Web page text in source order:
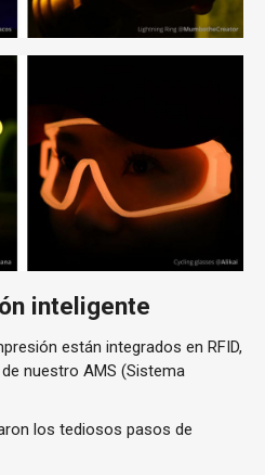
inteligente
están integrados en RFID,
nuestro AMS (Sistema
los tediosos pasos de